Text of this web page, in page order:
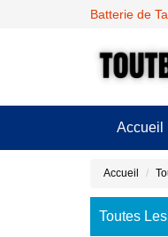
Batterie de
Accueil
Accueil
Toutes